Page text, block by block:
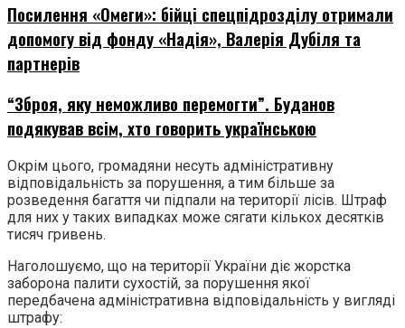
Посилення «Омеги»: бійці спецпідрозділу отримали
допомогу від фонду «Надія», Валерія Дубіля та
партнерів
“Зброя, яку неможливо перемогти”. Буданов
подякував всім, хто говорить українською
Окрім цього, громадяни несуть адміністративну
відповідальність за порушення, а тим більше за
розведення багаття чи підпали на території лісів. Штраф
для них у таких випадках може сягати кількох десятків
тисяч гривень.
Наголошуємо, що на території України діє жорстка
заборона палити сухостій, за порушення якої
передбачена адміністративна відповідальність у вигляді
штрафу: